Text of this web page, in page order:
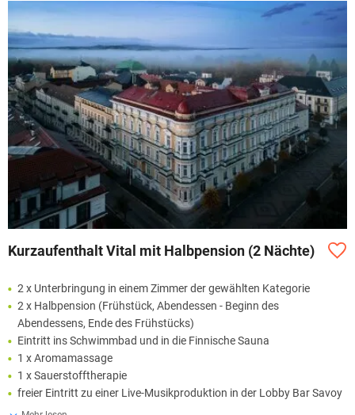
Kurzaufenthalt Vital mit Halbpension (2 Nächte)
2 x Unterbringung in einem Zimmer der gewählten Kategorie
2 x Halbpension (Frühstück, Abendessen - Beginn des
Abendessens, Ende des Frühstücks)
Eintritt ins Schwimmbad und in die Finnische Sauna
1 x Aromamassage
1 x Sauerstofftherapie
freier Eintritt zu einer Live-Musikproduktion in der Lobby Bar Savoy